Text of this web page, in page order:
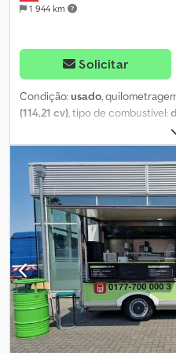
1 944 km
Solicitar
Condição:usado,
(114,21 cv), tipo de combustível:
,
próxima inspeção (TÜV):09/2026
, Ano de fabrico:2014,
Renault Trafic 115 dCi DOKA,
Hlofx Anrowa Número interno: 1
um Renault Trafic 115 dCi
Este veículo destaca-se pela
capacidade de reboque e
bom estado de conservação,
ser utilizado. Dados do veículo:
caixa DOKA * 6 lugares * Caixa
condicionado * Com engate de
reboque: 2.000 kg * Totalmente
condicionado * Cabine dupla